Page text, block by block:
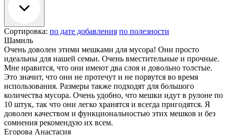
Сортировка: по дате добавления по полезности
Шамиль
Очень доволен этими мешками для мусора! Они просто
идеальны для нашей семьи. Очень вместительные и прочные.
Мне нравится, что они имеют два слоя и довольно толстые.
Это значит, что они не протечут и не порвутся во время
использования. Размеры также подходят для большого
количества мусора. Очень удобно, что мешки идут в рулоне по
10 штук, так что они легко хранятся и всегда пригодятся. Я
доволен качеством и функциональностью этих мешков и без
сомнения рекомендую их всем.
Егорова Анастасия